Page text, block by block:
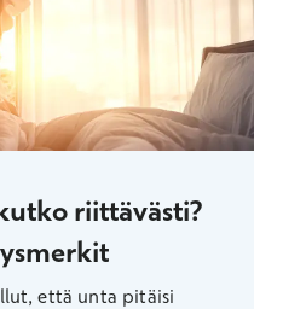
riittävästi?
että unta pitäisi